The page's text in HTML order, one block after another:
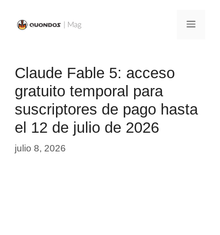
Menú
Claude Fable 5: acceso
gratuito temporal para
suscriptores de pago hasta
el 12 de julio de 2026
julio 8, 2026